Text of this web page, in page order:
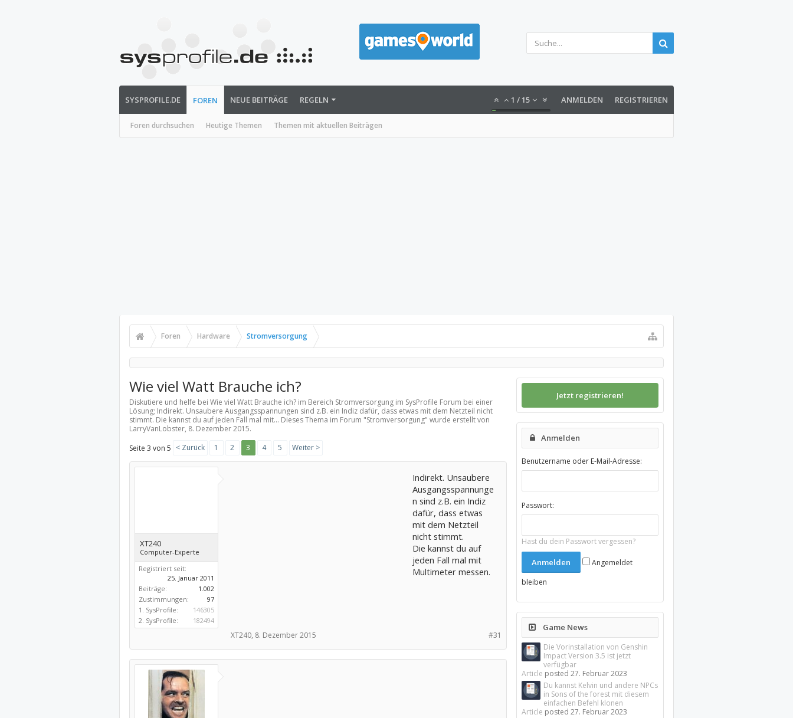
SYSPROFILE.DE FOREN
Foren durchsuchen Heutige Themen Themen mit aktuellen Beiträgen
NEUE BEITRÄGE REGELN 1 /15 ANMELDEN REGISTRIEREN
Foren Hardware Stromversorgung
Wie viel Watt Brauche ich?
Diskutiere und helfe bei Wie viel Watt Brauche ich? im Bereich Stromversorgungim SysProfile Forum bei einer
Lösung; Indirekt. Unsaubere Ausgangsspannungen sind z.B. ein Indiz dafür, dass etwas mit dem Netzteil nicht
stimmt. Die kannst du auf jeden Fall mal mit... Dieses Thema im Forum "Stromversorgung" wurde erstellt von
LarryVanLobster, 8. Dezember 2015.
Seite 3 von 5 < Zurück 1 2 3 4 5 Weiter >
XT240
Computer-Experte
Registriert seit:
25. Januar 2011
Beiträge:
1.002
Zustimmungen:
97
1. SysProfile:
146305
2. SysProfile:
182494
Indirekt. Unsaubere
Ausgangsspannunge
n sind z.B. ein Indiz
dafür, dass etwas
mit dem Netzteil
nicht stimmt.
Die kannst du auf
jeden Fall mal mit
Multimeter messen.
#31
XT240, 8. Dezember 2015
Jetzt registrieren!
Anmelden
Benutzername oder E-Mail-Adresse:
Passwort:
Hast du dein Passwort vergessen?
Angemeldet
bleiben
Game News
Die Vorinstallation von Genshin
Impact Version 3.5 ist jetzt
verfügbar
Article posted27. Februar 2023
Du kannst Kelvin und andere NPCs
in Sons of the forest mit diesem
einfachen Befehl klonen
Article posted27. Februar 2023